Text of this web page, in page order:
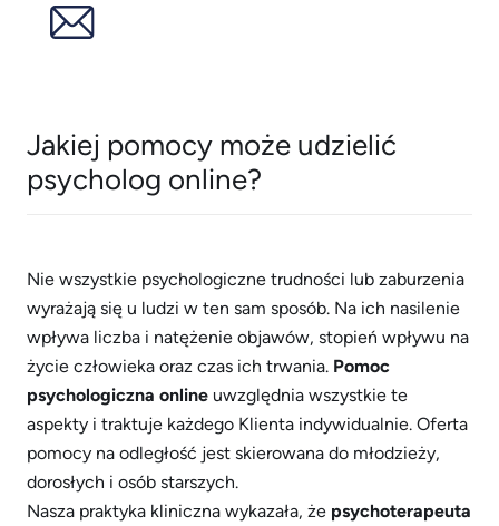
Jakiej pomocy może udzielić
psycholog online?
Nie wszystkie psychologiczne trudności lub zaburzenia
wyrażają się u ludzi w ten sam sposób. Na ich nasilenie
wpływa liczba i natężenie objawów, stopień wpływu na
życie człowieka oraz czas ich trwania. Pomoc
psychologiczna online uwzględnia wszystkie te
aspekty i traktuje każdego Klienta indywidualnie. Oferta
pomocy na odległość jest skierowana do młodzieży,
dorosłych i osób starszych.
Nasza praktyka kliniczna wykazała, że psychoterapeuta